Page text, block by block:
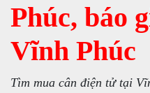
Phúc, báo
Vĩnh Phúc
Tìm mua cân điện tử tại